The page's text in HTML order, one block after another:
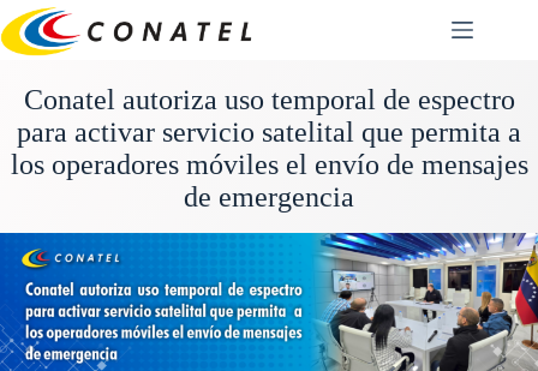
Saltar
al
contenido
Conatel autoriza uso temporal de espectro
para activar servicio satelital que permita a
los operadores móviles el envío de mensajes
de emergencia